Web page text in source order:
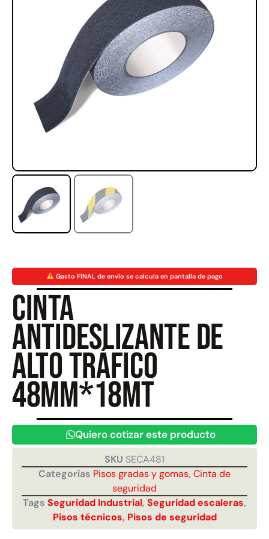
Gasto FINAL de envío se calcula en pantalla de pago
Cinta
antideslizante de
alto tráfico
48mm*18mt
Quiero cotizar este producto
SKU SECA481
Categorías Pisos gradas y gomas, Cinta de
seguridad
Tags Seguridad Industrial, Seguridad escaleras,
Pisos técnicos, Pisos de seguridad
Rampa Móvil Hidráulica
carga 10ton
$22.711.412
11.790.000
Agregar al carrito
Juego Modular 35
QplayGround
Juego Modular 40
QplayGround
4.859.984
Leer más
9.558.557
$4.790.000